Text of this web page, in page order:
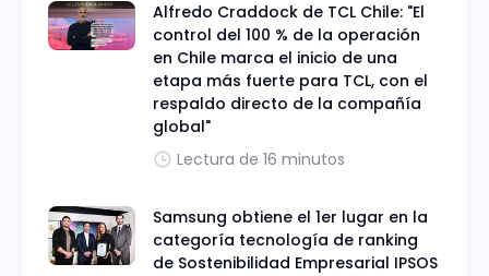
Alfredo Craddock de TCL Chile: "El
control del 100 % de la operación
en Chile marca el inicio de una
etapa más fuerte para TCL, con el
respaldo directo de la compañía
global"
Lectura de 16 minutos
Samsung obtiene el 1er lugar en la
categoría tecnología de ranking
de Sostenibilidad Empresarial IPSOS